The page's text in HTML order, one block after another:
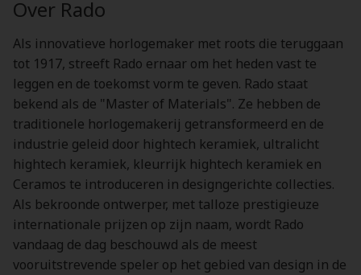
Over Rado
Als innovatieve horlogemaker met roots die teruggaan
tot 1917, streeft Rado ernaar om het heden vast te
leggen en de toekomst vorm te geven. Rado staat
bekend als de "Master of Materials". Ze hebben de
traditionele horlogemakerij getransformeerd en de
industrie geleid door hightech keramiek, ultralicht
hightech keramiek, kleurrijk hightech keramiek en
Ceramos te introduceren in designgerichte collecties.
Als bekroonde ontwerper, met talloze prestigieuze
internationale prijzen op zijn naam, wordt Rado
vandaag de dag beschouwd als de meest
vooruitstrevende speler op het gebied van design in de